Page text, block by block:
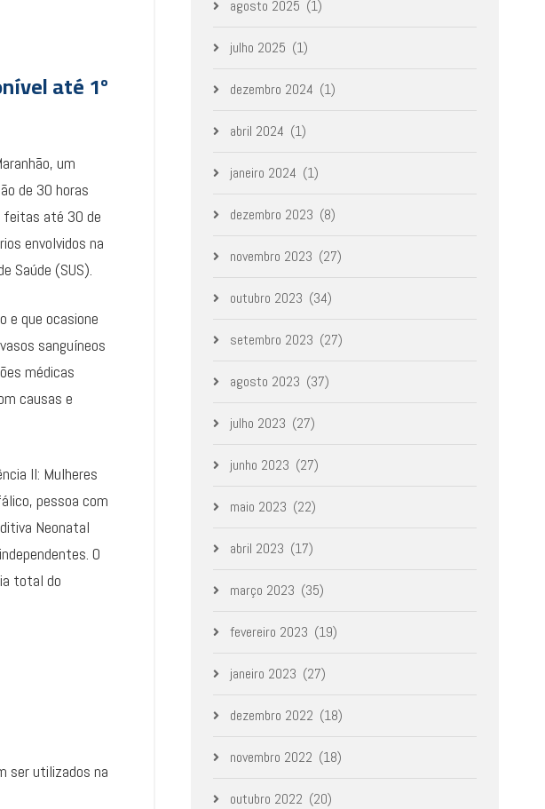
até 1º
um
de 30 horas
feitas até 30 de
envolvidos na
Saúde (SUS).
e que ocasione
sanguíneos
médicas
causas e
II: Mulheres
pessoa com
Neonatal
O
total do
ser utilizados na
agosto 2025 (1)
julho 2025 (1)
dezembro 2024 (1)
abril 2024 (1)
janeiro 2024 (1)
dezembro 2023 (8)
novembro 2023 (27)
outubro 2023 (34)
setembro 2023 (27)
agosto 2023 (37)
julho 2023 (27)
junho 2023 (27)
maio 2023 (22)
abril 2023 (17)
março 2023 (35)
fevereiro 2023 (19)
janeiro 2023 (27)
dezembro 2022 (18)
novembro 2022 (18)
outubro 2022 (20)